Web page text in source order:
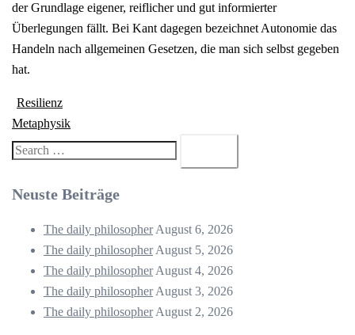
der Grundlage eigener, reiflicher und gut informierter
Überlegungen fällt. Bei Kant dagegen bezeichnet Autonomie das
Handeln nach allgemeinen Gesetzen, die man sich selbst gegeben
hat.
Beitragsnavigation
Resilienz
Metaphysik
Search…
Neuste Beiträge
The daily philosopherAugust 6, 2026
The daily philosopherAugust 5, 2026
The daily philosopherAugust 4, 2026
The daily philosopherAugust 3, 2026
The daily philosopherAugust 2, 2026